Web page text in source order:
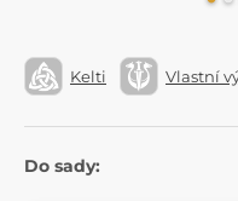
Kelti Vlastní
Do sady: